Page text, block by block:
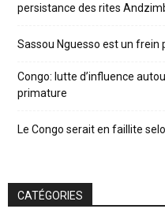
persistance des rites
Sassou Nguesso est un frein
Congo: lutte d’influence
primature
Le Congo serait en faillite
CATÉGORIES